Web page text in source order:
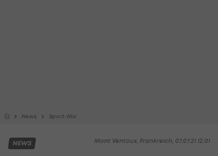
News Sport-Mix
Mont Ventoux, Frankreich, 07.07.21 12:01
NEWS